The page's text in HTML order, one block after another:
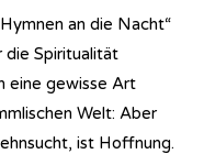
an die Nacht“
die Spiritualität
eine gewisse Art
Welt: Aber
ist Hoffnung.